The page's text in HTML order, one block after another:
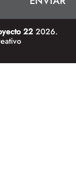
22 2026.